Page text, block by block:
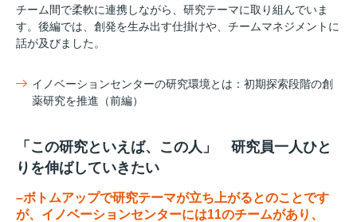
チーム間で柔軟に連携しながら、研究テーマに取り組んでいま
す。後編では、創発を生み出す仕掛けや、チームマネジメントに
話が及びました。
イノベーションセンターの研究環境とは：初期探索段階の創
薬研究を推進（前編）
「この研究といえば、この人」 研究員一人ひと
りを伸ばしていきたい
–ボトムアップで研究テーマが立ち上がるとのことです
が、イノベーションセンターには11のチームがあり、